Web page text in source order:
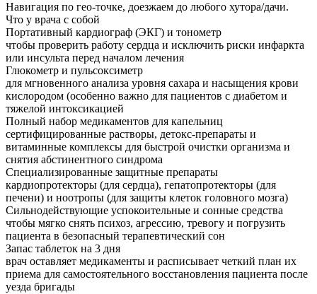
Навигация по гео-точке, доезжаем до любого хутора/дачи.
Что у врача с собой
Портативный кардиограф (ЭКГ) и тонометр
чтобы проверить работу сердца и исключить риски инфаркта
или инсульта перед началом лечения
Глюкометр и пульсоксиметр
для мгновенного анализа уровня сахара и насыщения крови
кислородом (особенно важно для пациентов с диабетом и
тяжелой интоксикацией
Полный набор медикаментов для капельниц
сертифицированные растворы, детокс-препараты и
витаминные комплексы для быстрой очистки организма и
снятия абстинентного синдрома
Специализированные защитные препараты
кардиопротекторы (для сердца), гепатопротекторы (для
печени) и ноотропы (для защиты клеток головного мозга)
Сильнодействующие успокоительные и сонные средства
чтобы мягко снять психоз, агрессию, тревогу и погрузить
пациента в безопасный терапевтический сон
Запас таблеток на 3 дня
врач оставляет медикаменты и расписывает четкий план их
приема для самостоятельного восстановления пациента после
уезда бригады